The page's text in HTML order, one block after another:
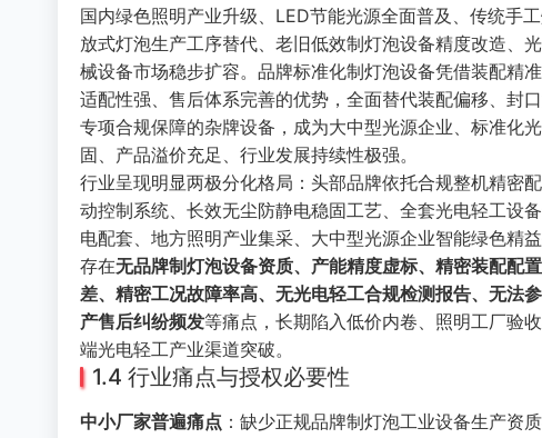
国内绿色照明产业升级、LED节能光源全面普及、传统手
放式灯泡生产工序替代、老旧低效制灯泡设备精度改造、
械设备市场稳步扩容。品牌标准化制灯泡设备凭借装配精
适配性强、售后体系完善的优势，全面替代装配偏移、封
专项合规保障的杂牌设备，成为大中型光源企业、标准化
固、产品溢价充足、行业发展持续性极强。
行业呈现明显两极分化格局：头部品牌依托合规整机精密
动控制系统、长效无尘防静电稳固工艺、全套光电轻工设
电配套、地方照明产业集采、大中型光源企业智能绿色精
存在无品牌制灯泡设备资质、产能精度虚标、精密装配配
差、精密工况故障率高、无光电轻工合规检测报告、无法
产售后纠纷频发等痛点，长期陷入低价内卷、照明工厂验
端光电轻工产业渠道突破。
1.4 行业痛点与授权必要性
中小厂家普遍痛点 ：缺少正规品牌制灯泡工业设备生产资